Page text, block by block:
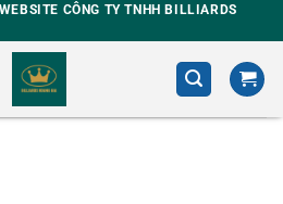
CÔNG TY TNHH BILLIARDS